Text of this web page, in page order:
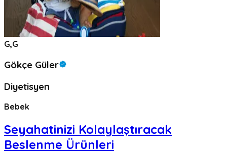
G,G
Gökçe Güler
Diyetisyen
Bebek
Seyahatinizi Kolaylaştıracak
Beslenme Ürünleri